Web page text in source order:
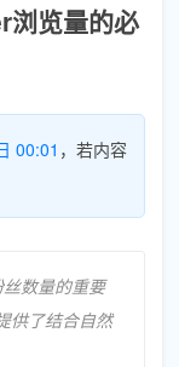
浏览量的必
00:01 ，若内容
数量的重要
供了结合自然